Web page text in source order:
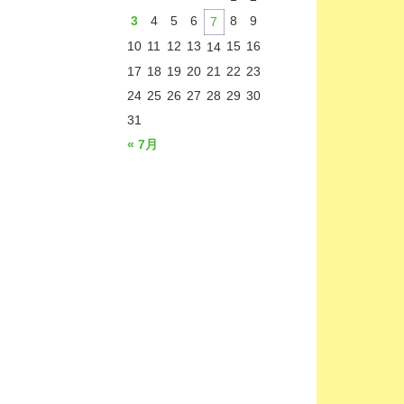
« 7月
3
4 5 6 7 8
9
10 11 12 13 14 15 16
17 18 19 20 21 22 23
24 25 26 27 28 29 30
31